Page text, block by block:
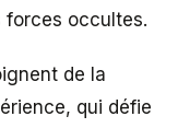
forces occultes.
de la
qui défie